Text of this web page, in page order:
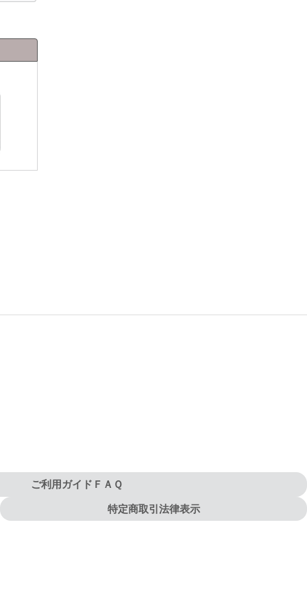
ご利用ガイドＦＡＱ
特定商取引法律表示